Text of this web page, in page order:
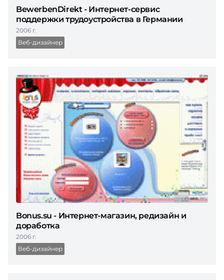
BewerbenDirekt - Интернет-сервис
поддержки трудоустройства в Германии
2006 г.
Веб-дизайнер
Bonus.su - Интернет-магазин, редизайн и
доработка
2006 г.
Веб-дизайнер